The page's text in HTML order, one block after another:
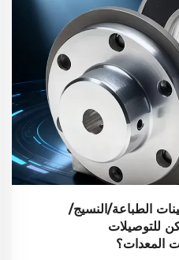
الطباعة/النسيج/
للتوصيلات
المعدات؟